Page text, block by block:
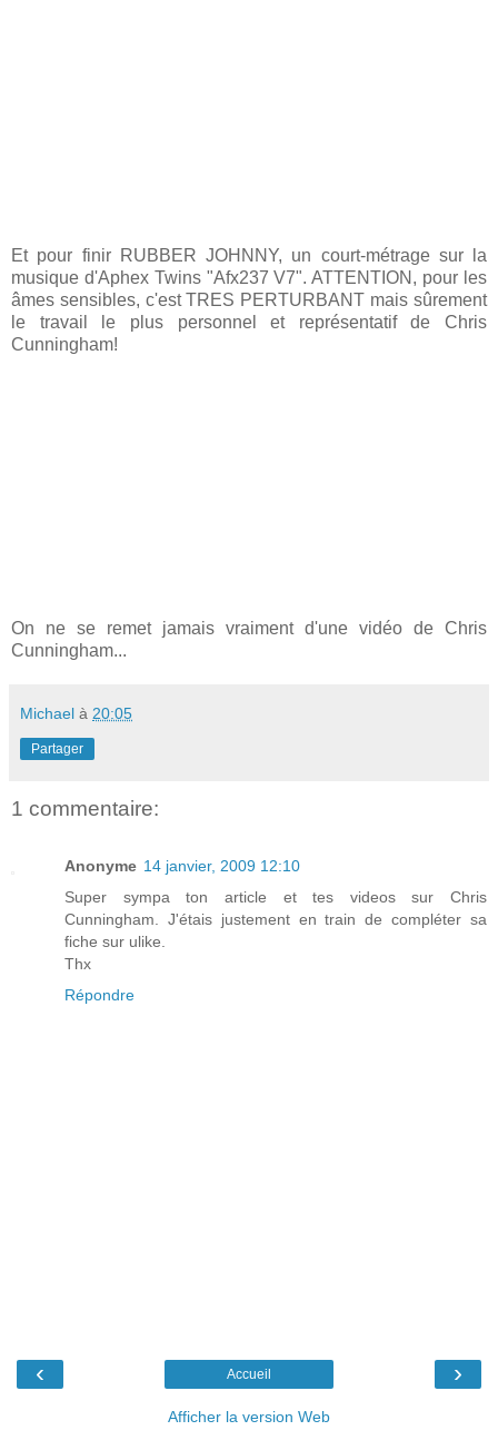
Et pour finir RUBBER JOHNNY, un court-métrage sur la
musique d'Aphex Twins "Afx237 V7". ATTENTION, pour les
âmes sensibles, c'est TRES PERTURBANT mais sûrement
le travail le plus personnel et représentatif de Chris
Cunningham!
On ne se remet jamais vraiment d'une vidéo de Chris
Cunningham...
Michael à 20:05
Partager
1 commentaire:
Anonyme 14 janvier, 2009 12:10
Super sympa ton article et tes videos sur Chris
Cunningham. J'étais justement en train de compléter sa
fiche sur ulike.
Thx
Répondre
‹ ›
Accueil
Afficher la version Web